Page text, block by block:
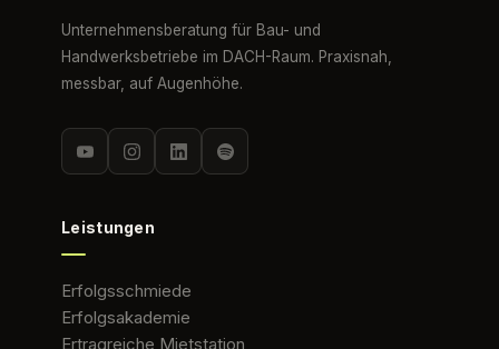
Unternehmensberatung für Bau- und
Handwerksbetriebe im DACH-Raum. Praxisnah,
messbar, auf Augenhöhe.
Leistungen
Erfolgsschmiede
Erfolgsakademie
Ertragreiche Mietstation